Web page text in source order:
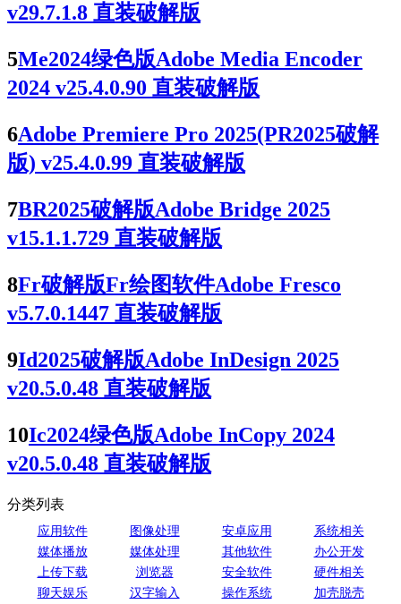
v29.7.1.8 直装破解版
5Me2024绿色版Adobe Media Encoder
2024 v25.4.0.90 直装破解版
6Adobe Premiere Pro 2025(PR2025破解
版) v25.4.0.99 直装破解版
7BR2025破解版Adobe Bridge 2025
v15.1.1.729 直装破解版
8Fr破解版Fr绘图软件Adobe Fresco
v5.7.0.1447 直装破解版
9Id2025破解版Adobe InDesign 2025
v20.5.0.48 直装破解版
10Ic2024绿色版Adobe InCopy 2024
v20.5.0.48 直装破解版
分类列表
应用软件 图像处理 安卓应用
系统相关
媒体播放
媒体处理 其他软件
办公开发
上传下载
浏览器 安全软件
硬件相关
聊天娱乐
汉字输入 操作系统 加壳脱壳